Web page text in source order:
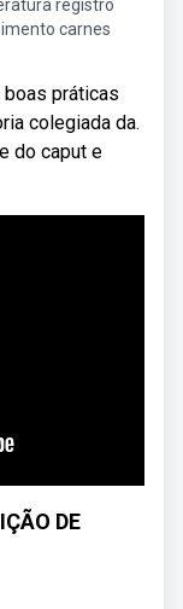
registro
carnes
práticas
colegiada da.
do caput e
DE